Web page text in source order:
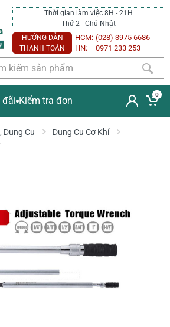
Thời gian làm việc 8H - 21H
Thứ 2 - Chủ Nhật
HƯỚNG DẪN
THANH TOÁN
HCM: (028) 3975 6686
HN:
0971 233 253
đãi Kiểm tra đơn
0
Dụng Cụ
Dụng Cụ Cơ Khí